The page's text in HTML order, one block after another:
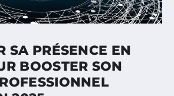
SA PRÉSENCE EN
BOOSTER SON